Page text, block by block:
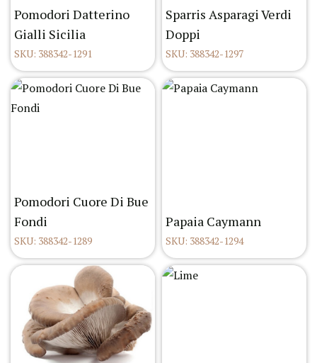
Pomodori Datterino
Gialli Sicilia
SKU: 388342-1291
Sparris Asparagi Verdi
Doppi
SKU: 388342-1297
Pomodori Cuore Di Bue
Fondi
SKU: 388342-1289
Papaia Caymann
SKU: 388342-1294